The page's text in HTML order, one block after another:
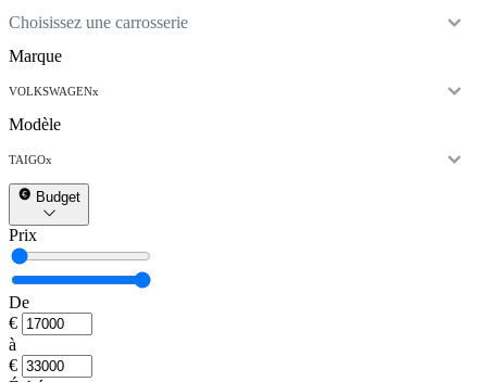
Choisissez une carrosserie
Marque
VOLKSWAGENx
Modèle
TAIGOx
Budget
Prix
De
€
à
€